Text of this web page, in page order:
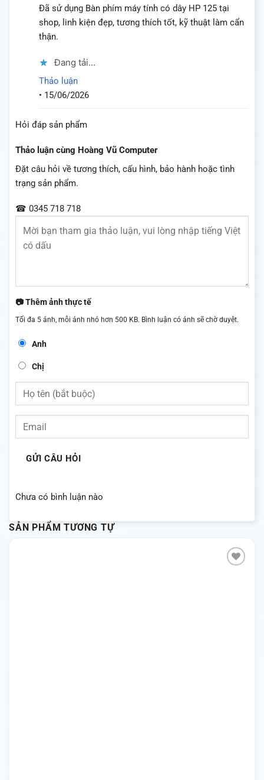
Được xếp
5
sao
Đã sử dụng Bàn phím máy tính có dây HP 125 tại
shop, linh kiện đẹp, tương thích tốt, kỹ thuật làm cẩn
thận.
Đang tải...
Thảo luận
• 15/06/2026
Hỏi đáp sản phẩm
Thảo luận cùng Hoàng Vũ Computer
Đặt câu hỏi về tương thích, cấu hình, bảo hành hoặc tình
trạng sản phẩm.
☎ 0345 718 718
📷 Thêm ảnh thực tế
Tối đa 5 ảnh, mỗi ảnh nhỏ hơn 500 KB. Bình luận có ảnh sẽ chờ duyệt.
Anh
Chị
GỬI CÂU HỎI
Chưa có bình luận nào
SẢN PHẨM TƯƠNG TỰ